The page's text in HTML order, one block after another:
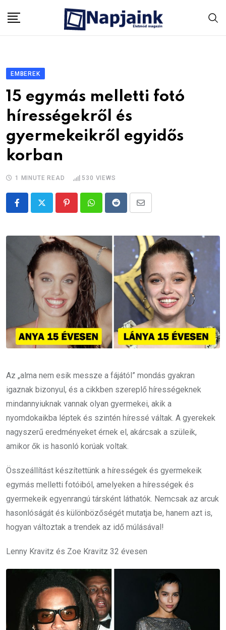
EMBEREK
15 egymás melletti fotó
hírességekről és
gyermekeikről egyidős
korban
1 MINUTE READ 530 VIEWS
PinterestWhatsappRedditShare
Email
Az „alma nem esik messze a fájától” mondás gyakran
igaznak bizonyul, és a cikkben szereplő hírességeknek
mindannyiuknak vannak olyan gyermekei, akik a
nyomdokaikba léptek és szintén híressé váltak. A gyerekek
nagyszerű eredményeket érnek el, akárcsak a szüleik,
amikor ők is hasonló korúak voltak.
Összeállítást készítettünk a hírességek és gyermekeik
egymás melletti fotóiból, amelyeken a hírességek és
gyermekeik egyenrangú társként láthatók. Nemcsak az arcuk
hasonlóságát és különbözőségét mutatja be, hanem azt is,
hogyan változtak a trendek az idő múlásával!
Lenny Kravitz és Zoe Kravitz 32 évesen